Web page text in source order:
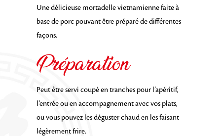
Une délicieuse mortadelle vietnamienne faite à
base de porc pouvant être préparé de différentes
façons.
Préparation
Peut être servi coupé en tranches pour l’apéritif,
l’entrée ou en accompagnement avec vos plats,
ou vous pouvez les déguster chaud en les faisant
légèrement frire.